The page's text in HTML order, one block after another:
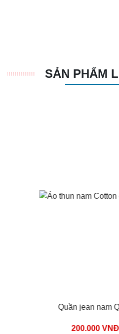
SẢN PHẨM
Quần jean nam
200.000 VNĐ